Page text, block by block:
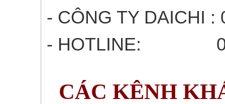
- CÔNG TY DAICHI
- HOTLINE:
CÁC KÊNH